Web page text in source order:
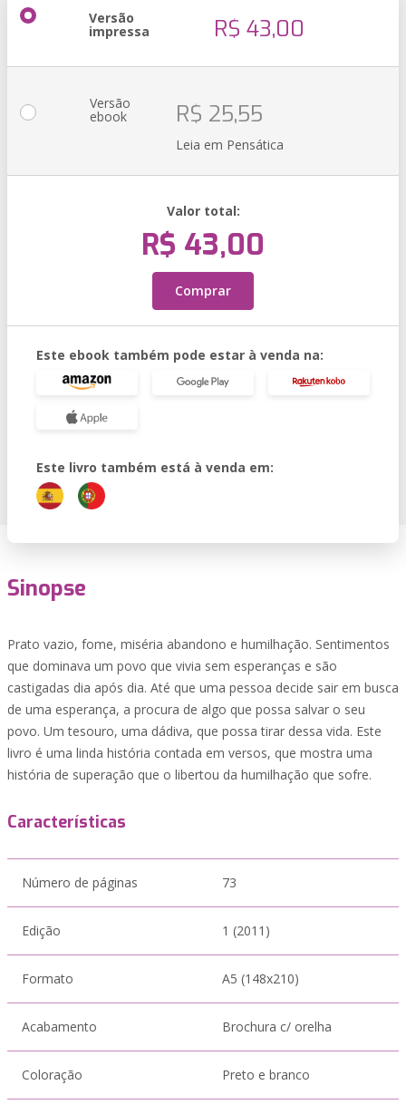
Versão
impressa R$ 43,00
Versão
ebook R$ 25,55
Leia em Pensática
Valor total:
R$ 43,00
Comprar
Este ebook também pode estar à venda na:
Este livro também está à venda em:
Sinopse
Prato vazio, fome, miséria abandono e humilhação. Sentimentos
que dominava um povo que vivia sem esperanças e são
castigadas dia após dia. Até que uma pessoa decide sair em busca
de uma esperança, a procura de algo que possa salvar o seu
povo. Um tesouro, uma dádiva, que possa tirar dessa vida. Este
livro é uma linda história contada em versos, que mostra uma
história de superação que o libertou da humilhação que sofre.
Características
Número de páginas 73
Edição 1 (2011)
Formato A5 (148x210)
Acabamento Brochura c/ orelha
Coloração Preto e branco